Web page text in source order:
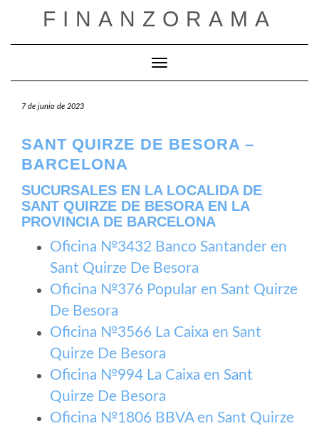
FINANZORAMA
Cambiar modo de navegación
7 de junio de 2023
SANT QUIRZE DE BESORA –
BARCELONA
SUCURSALES EN LA LOCALIDA DE
SANT QUIRZE DE BESORA EN LA
PROVINCIA DE BARCELONA
Oficina №3432 Banco Santander en
Sant Quirze De Besora
Oficina №376 Popular en Sant Quirze
De Besora
Oficina №3566 La Caixa en Sant
Quirze De Besora
Oficina №994 La Caixa en Sant
Quirze De Besora
Oficina №1806 BBVA en Sant Quirze